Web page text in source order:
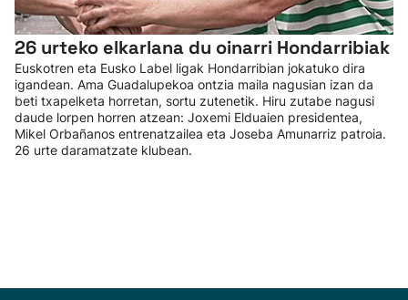
26 urteko elkarlana du oinarri Hondarribiak
Euskotren eta Eusko Label ligak Hondarribian jokatuko dira
igandean. Ama Guadalupekoa ontzia maila nagusian izan da
beti txapelketa horretan, sortu zutenetik. Hiru zutabe nagusi
daude lorpen horren atzean: Joxemi Elduaien presidentea,
Mikel Orbañanos entrenatzailea eta Joseba Amunarriz patroia.
26 urte daramatzate klubean.